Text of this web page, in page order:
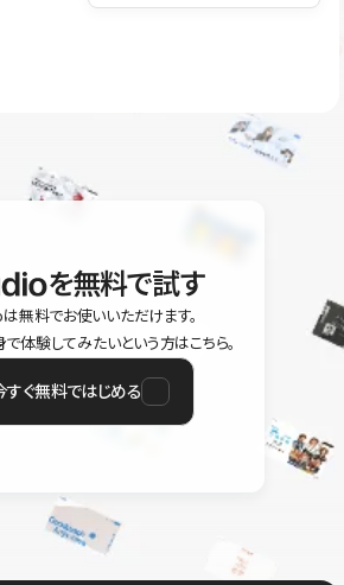
談できるコミュニティもご利用ください。
を無料で試す
無料でお使いいただけます。
体験してみたいという方はこちら。
すぐ無料ではじめる